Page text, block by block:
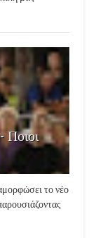
Ποιοι
το νέο